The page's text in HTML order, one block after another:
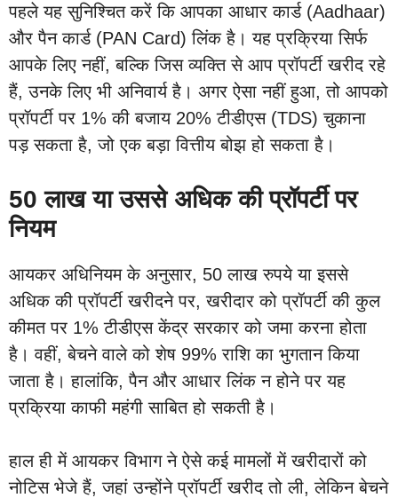
पहले यह सुनिश्चित करें कि आपका आधार कार्ड (Aadhaar)
और पैन कार्ड (PAN Card) लिंक है। यह प्रक्रिया सिर्फ
आपके लिए नहीं, बल्कि जिस व्यक्ति से आप प्रॉपर्टी खरीद रहे
हैं, उनके लिए भी अनिवार्य है। अगर ऐसा नहीं हुआ, तो आपको
प्रॉपर्टी पर 1% की बजाय 20% टीडीएस (TDS) चुकाना
पड़ सकता है, जो एक बड़ा वित्तीय बोझ हो सकता है।
50 लाख या उससे अधिक की प्रॉपर्टी पर
नियम
आयकर अधिनियम के अनुसार, 50 लाख रुपये या इससे
अधिक की प्रॉपर्टी खरीदने पर, खरीदार को प्रॉपर्टी की कुल
कीमत पर 1% टीडीएस केंद्र सरकार को जमा करना होता
है। वहीं, बेचने वाले को शेष 99% राशि का भुगतान किया
जाता है। हालांकि, पैन और आधार लिंक न होने पर यह
प्रक्रिया काफी महंगी साबित हो सकती है।
हाल ही में आयकर विभाग ने ऐसे कई मामलों में खरीदारों को
नोटिस भेजे हैं, जहां उन्होंने प्रॉपर्टी खरीद तो ली, लेकिन बेचने